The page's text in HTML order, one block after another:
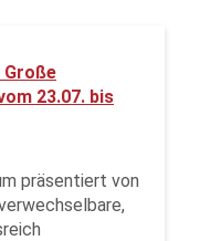
Große
23.07. bis
präsentiert von